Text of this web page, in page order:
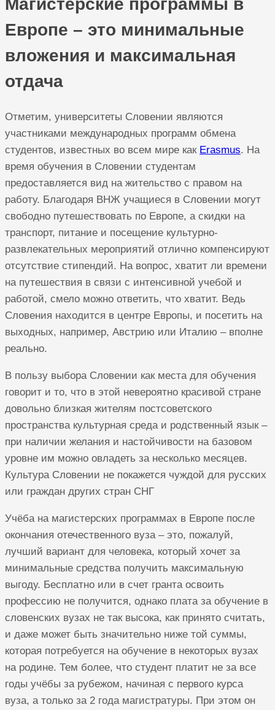
Магистерские программы в
Европе – это минимальные
вложения и максимальная
отдача
Отметим, университеты Словении являются
участниками международных программ обмена
студентов, известных во всем мире как Erasmus. На
время обучения в Словении студентам
предоставляется вид на жительство с правом на
работу. Благодаря ВНЖ учащиеся в Словении могут
свободно путешествовать по Европе, а скидки на
транспорт, питание и посещение культурно-
развлекательных мероприятий отлично компенсируют
отсутствие стипендий. На вопрос, хватит ли времени
на путешествия в связи с интенсивной учебой и
работой, смело можно ответить, что хватит. Ведь
Словения находится в центре Европы, и посетить на
выходных, например, Австрию или Италию – вполне
реально.
В пользу выбора Словении как места для обучения
говорит и то, что в этой невероятно красивой стране
довольно близкая жителям постсоветского
пространства культурная среда и родственный язык –
при наличии желания и настойчивости на базовом
уровне им можно овладеть за несколько месяцев.
Культура Словении не покажется чуждой для русских
или граждан других стран СНГ
Учёба на магистерских программах в Европе после
окончания отечественного вуза – это, пожалуй,
лучший вариант для человека, который хочет за
минимальные средства получить максимальную
выгоду. Бесплатно или в счет гранта освоить
профессию не получится, однако плата за обучение в
словенских вузах не так высока, как принято считать,
и даже может быть значительно ниже той суммы,
которая потребуется на обучение в некоторых вузах
на родине. Тем более, что студент платит не за все
годы учёбы за рубежом, начиная с первого курса
вуза, а только за 2 года магистратуры. При этом он